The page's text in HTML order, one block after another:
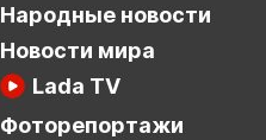
Народные новости
Новости мира
Lada TV
Фоторепортажи